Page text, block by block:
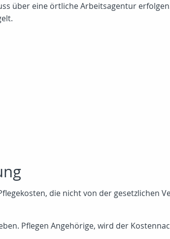
über eine örtliche Arbeitsagentur
die nicht von der gesetzlichen
Pflegen Angehörige, wird der